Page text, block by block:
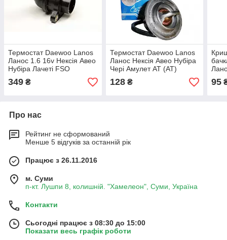
Термостат Daewoo Lanos
Ланос 1.6 16v Нексія Авео
Нубіра Лачеті FSO
349 ₴
Термостат Daewoo Lanos
Ланос Нексія Авео Нубіра
Чері Амулет AT (АТ)
128₴ 95
Про нас
Рейтинг не сформований
Менше 5 відгуків за останній рік
Працює з 26.11.2016
м. Суми
п-кт. Лушпи 8, колишній. "Хамелеон", Суми, Україна
Контакти
Сьогодні працює з 08:30 до 15:00
Показати весь графік роботи